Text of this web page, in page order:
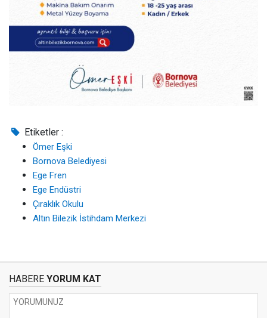
Etiketler :
Ömer Eşki
Bornova Belediyesi
Ege Fren
Ege Endüstri
Çıraklık Okulu
Altın Bilezik İstihdam Merkezi
HABERE YORUM KAT